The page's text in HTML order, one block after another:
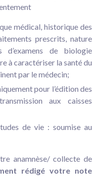
médical, historique des
prescrits, nature
d’examens de biologie
à caractériser la santé du
par le médecin;
pour l’édition des
aux caisses
de vie : soumise au
anamnèse/ collecte de
rédigé votre note